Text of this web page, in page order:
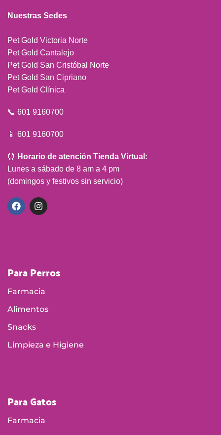
Nuestras Sedes
Pet Gold Victoria Norte
Pet Gold Cantalejo
Pet Gold San Cristóbal Norte
Pet Gold San Cipriano
Pet Gold Clínica
📞 601 9160700
📱 601 9160700
⏰ Horario de atención Tienda Virtual:
Lunes a sábado de 8 am a 4 pm
(domingos y festivos sin servicio)
Para Perros
Farmacia
Alimentos
Snacks
Limpieza e Higiene
Para Gatos
Farmacia